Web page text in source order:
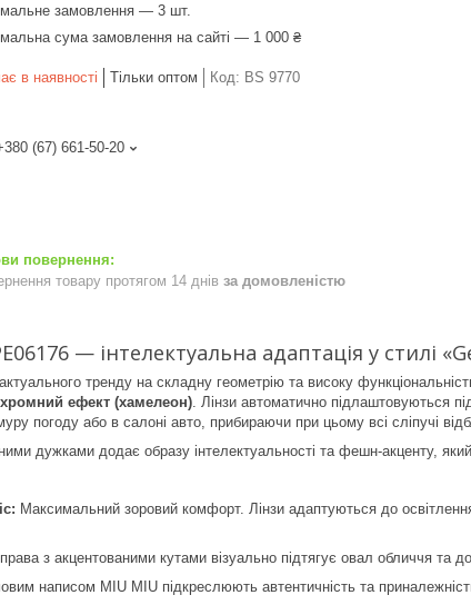
замовлення — 3 шт.
сума замовлення на сайті — 1 000 ₴
в наявності Тільки оптом Код: BS 9770
(67) 661-50-20
товару протягом 14 днів за домовленістю
— інтелектуальна адаптація у стилі
тренду на складну геометрію та високу
ефект (хамелеон) . Лінзи автоматично підлаштовуються
погоду або в салоні авто, прибираючи при цьому всі сліпучі
дужками додає образу інтелектуальності та фешн-акценту,
Максимальний зоровий комфорт. Лінзи адаптуються до
з акцентованими кутами візуально підтягує овал обличчя та
написом MIU MIU підкреслюють автентичність та